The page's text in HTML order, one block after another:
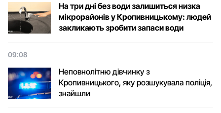
На три дні без води залишиться низка
мікрорайонів у Кропивницькому: людей
закликають зробити запаси води
09:08
Неповнолітню дівчинку з
Кропивницького, яку розшукувала поліція,
знайшли